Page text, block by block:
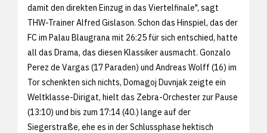
damit den direkten Einzug in das Viertelfinale", sagt
THW-Trainer Alfred Gislason. Schon das Hinspiel, das der
FC im Palau Blaugrana mit 26:25 für sich entschied, hatte
all das Drama, das diesen Klassiker ausmacht. Gonzalo
Perez de Vargas (17 Paraden) und Andreas Wolff (16) im
Tor schenkten sich nichts, Domagoj Duvnjak zeigte ein
Weltklasse-Dirigat, hielt das Zebra-Orchester zur Pause
(13:10) und bis zum 17:14 (40.) lange auf der
Siegerstraße, ehe es in der Schlussphase hektisch